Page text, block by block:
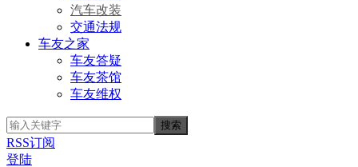
汽车改装
交通法规
车友之家
车友答疑
车友茶馆
车友维权
RSS订阅
登陆